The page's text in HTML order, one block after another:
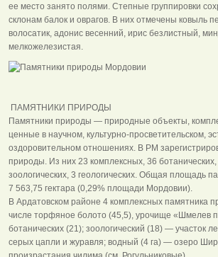
ее место занято полями. Степные группировки
склонам балок и оврагов. В них отмечены ковыль
волосатик, адонис весенний, ирис безлистный,
мелкожелезистая.
ПАМЯТНИКИ ПРИРОДЫ
Памятники природы — природные объекты,
ценные в научном, культурно-просветительском,
оздоровительном отношениях. В РМ
природы. Из них 23 комплексных, 36
зоологических, 3 геологических. Общая площадь
7 563,75 гектара (0,29% площади Мордовии).
В Ардатовском районе 4 комплексных памятника
числе торфяное болото (45,5), урочище «Шмелев
ботанических (21); зоологический (18) — участок
серых цапли и журавля; водный (4 га) — озеро